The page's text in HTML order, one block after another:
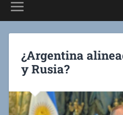
¿Argentina
y Rusia?